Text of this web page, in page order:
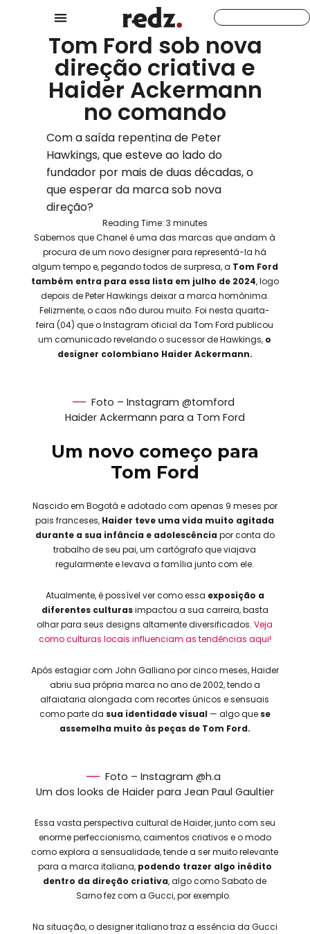
Tom Ford sob nova
direção criativa e
Haider Ackermann
no comando
Com a saída repentina de Peter
Hawkings, que esteve ao lado do
fundador por mais de duas décadas, o
que esperar da marca sob nova
direção?
Reading Time: 3 minutes
Sabemos que Chanel é uma das marcas que andam à
procura de um novo designer para representá-la há
algum tempo e, pegando todos de surpresa, a Tom Ford
também entra para essa lista em julho de 2024, logo
depois de Peter Hawkings deixar a marca homônima.
Felizmente, o caos não durou muito. Foi nesta quarta-
feira (04) que o Instagram oficial da Tom Ford publicou
um comunicado revelando o sucessor de Hawkings, o
designer colombiano Haider Ackermann.
Foto – Instagram @tomford
Haider Ackermann para a Tom Ford
Um novo começo para
Tom Ford
Nascido em Bogotá e adotado com apenas 9 meses por
pais franceses, Haider teve uma vida muito agitada
durante a sua infância e adolescência por conta do
trabalho de seu pai, um cartógrafo que viajava
regularmente e levava a família junto com ele.
Atualmente, é possível ver como essa exposição a
diferentes culturasimpactou a sua carreira, basta
olhar para seus designs altamente diversificados.Veja
como culturas locais influenciam as tendências aqui!
Após estagiar com John Galliano por cinco meses, Haider
abriu sua própria marca no ano de 2002, tendo a
alfaiataria alongada com recortes únicos e sensuais
como parte da sua identidade visual — algo que se
assemelha muito às peças de Tom Ford.
Foto – Instagram @h.a
Um dos looks de Haider para Jean Paul Gaultier
Essa vasta perspectiva cultural de Haider, junto com seu
enorme perfeccionismo, caimentos criativos e o modo
como explora a sensualidade, tende a ser muito relevante
para a marca italiana, podendo trazer algo inédito
dentro da direção criativa, algo como Sabato de
Sarno fez com a Gucci, por exemplo.
Na situação, o designer italiano traz a essência da Gucci